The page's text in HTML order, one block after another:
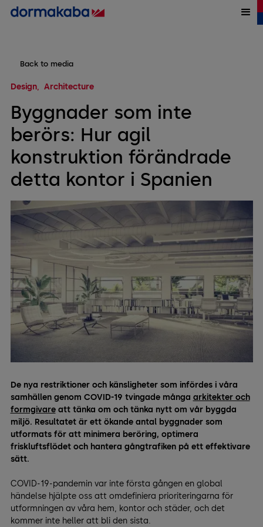
Back to media
Design Architecture
Byggnader som inte
berörs: Hur agil
konstruktion förändrade
detta kontor i Spanien
De nya restriktioner och känsligheter som infördes i våra
samhällen genom COVID-19 tvingade många arkitekter och
formgivareatt tänka om och tänka nytt om vår byggda
miljö. Resultatet är ett ökande antal byggnader som
utformats för att minimera beröring, optimera
friskluftsflödet och hantera gångtrafiken på ett effektivare
sätt.
COVID-19-pandemin var inte första gången en global
händelse hjälpte oss att omdefiniera prioriteringarna för
utformningen av våra hem, kontor och städer, och det
kommer inte heller att bli den sista.